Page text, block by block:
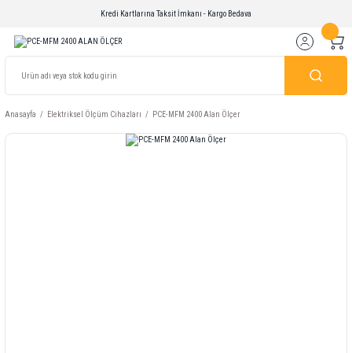
Kredi Kartlarına Taksit İmkanı - Kargo Bedava
Anasayfa Elektriksel Ölçüm Cihazları PCE-MFM 2400 Alan Ölçer